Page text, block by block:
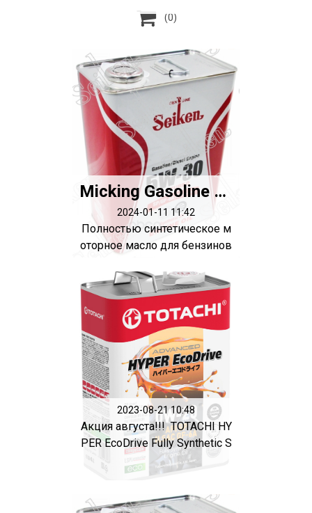
 (0)
Micking Gasoline Oil MG1 5W-50 SP synth. (4л)
2024-01-11 11:42
Полностью синтетическое м
оторное масло для бензинов
2023-08-21 10:48
Акция августа!!! TOTACHI HY
PER EcoDrive Fully Synthetic S
P...